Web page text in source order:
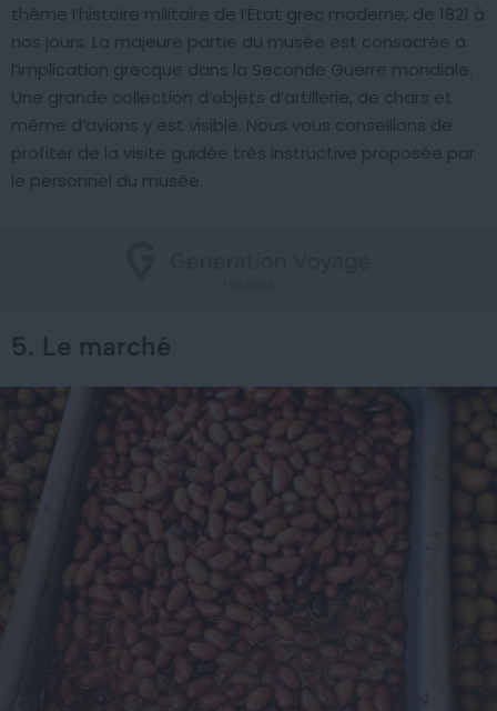
thème l’histoire militaire de l’État grec moderne, de 1821 à
nos jours. La majeure partie du musée est consacrée à
l’implication grecque dans la Seconde Guerre mondiale.
Une grande collection d’objets d’artillerie, de chars et
même d’avions y est visible. Nous vous conseillons de
profiter de la visite guidée très instructive proposée par
le personnel du musée.
5. Le marché